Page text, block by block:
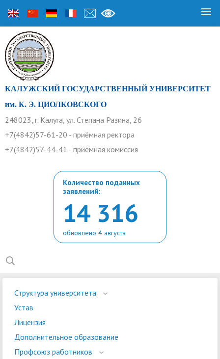
КАЛУЖСКИЙ ГОСУДАРСТВЕННЫЙ УНИВЕРСИТЕТ
им. К. Э. ЦИОЛКОВСКОГО
248023, г. Калуга, ул. Степана Разина, 26
+7(4842)57-61-20 - приёмная ректора
+7(4842)57-44-41 - приёмная комиссия
Количество поданных
заявлений:
14 316
обновлено 4 августа
Структура университета
Устав
Лицензия
Дополнительное образование
Профсоюз работников